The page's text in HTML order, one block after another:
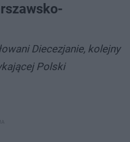
Diecezjanie, kolejny
Polski